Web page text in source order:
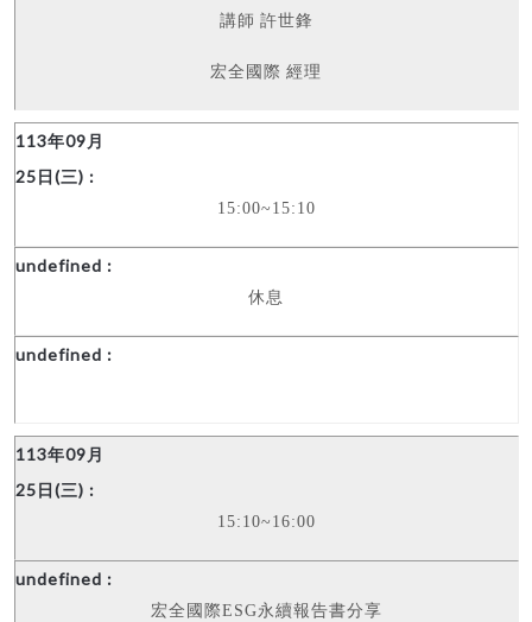
講師 許世鋒
宏全國際 經理
15:00~15:10
休息
15:10~16:00
宏全國際ESG永續報告書分享